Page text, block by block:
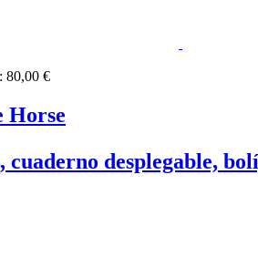
80,00 €
Horse
desplegable,